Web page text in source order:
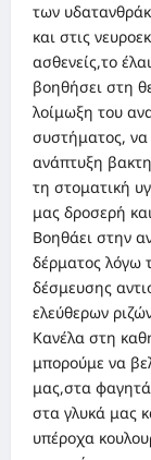
των
και στις
ασθενείς,το
βοηθήσει στη
λοίμωξη του
συστήματος, να
ανάπτυξη
τη στοματική
μας δροσερή
Βοηθάει στην
δέρματος λόγω
δέσμευσης
ελεύθερων
Κανέλα στη
μπορούμε να
μας,στα
στα γλυκά μας
υπέροχα